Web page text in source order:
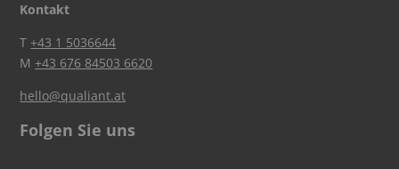
Kontakt
T+43 1 5036644
M+43 676 84503 6620
hello@qualiant.at
Folgen Sie uns